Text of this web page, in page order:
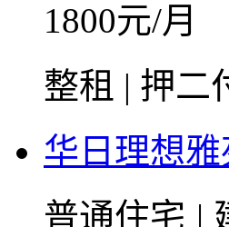
1800元/月
整租 | 押二
华日理想雅
普通住宅 |